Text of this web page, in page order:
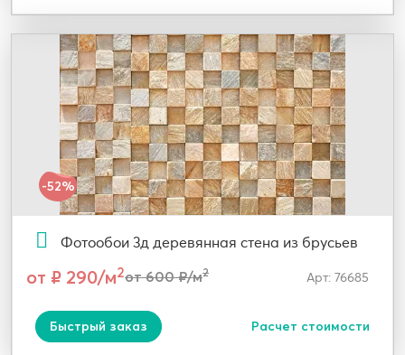
-52%
Фотообои 3д деревянная стена из брусьев
от ₽ 290/м2от 600 ₽/м2 Арт: 76685
Быстрый заказ Расчет стоимости